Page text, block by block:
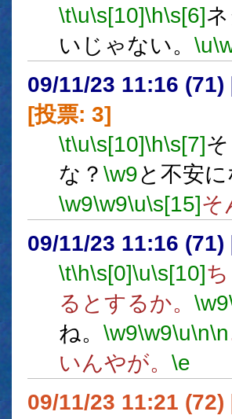
\t\u\s[10]\h\s[6]
いじゃない。 \u
09/11/23 11:16 (71)
[投票: 3]
\t\u\s[10]\h\s[7]
な？ \w9と不安
\w9\w9\u\s[15]そ
09/11/23 11:16 (71)
\t\h\s[0]\u\s[10]
るとするか。 \w9
ね。 \w9\w9\u\n\n
いんやが。 \e
09/11/23 11:21 (72)